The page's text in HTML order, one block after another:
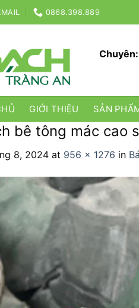
0868.398.889
GIỚI THIỆU SẢN
bê tông mác cao
8, 2024 at 956 × 1276 in